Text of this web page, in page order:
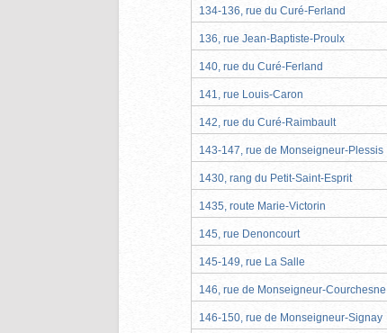
134-136, rue du Curé-Ferland
136, rue Jean-Baptiste-Proulx
140, rue du Curé-Ferland
141, rue Louis-Caron
142, rue du Curé-Raimbault
143-147, rue de Monseigneur-Plessis
1430, rang du Petit-Saint-Esprit
1435, route Marie-Victorin
145, rue Denoncourt
145-149, rue La Salle
146, rue de Monseigneur-Courchesne
146-150, rue de Monseigneur-Signay